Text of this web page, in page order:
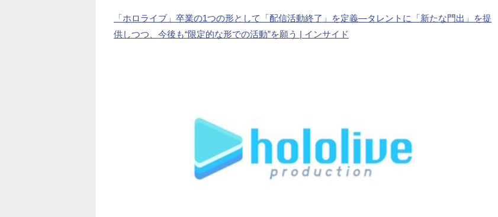
「ホロライブ」卒業の1つの形として「配信活動終了」を定義―タレントに「新たな門出」を提
供しつつ、今後も“限定的な形での活動”を願う | インサイド